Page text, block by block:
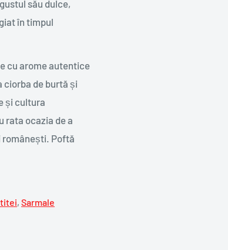
său dulce,
în timpul
cu arome autentice
ciorba de burtă și
și cultura
rata ocazia de a
românești. Poftă
, Sarmale